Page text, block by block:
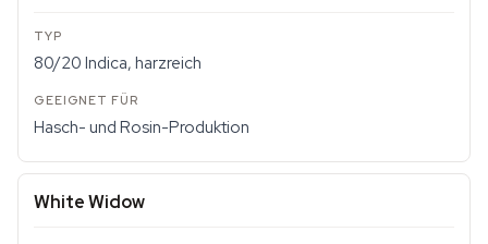
80/20 Indica, harzreich
Hasch- und Rosin-Produktion
White Widow